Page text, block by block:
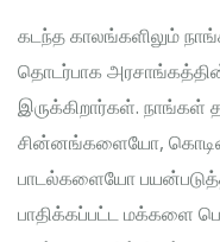
கடந்த காலங்களிலும்
தொடர்பாக அரசாங்கத்தின்
இருக்கிறார்கள். நாங்கள்
சின்னங்களையோ,
பாடல்களையோ
பாதிக்கப்பட்ட மக்களை